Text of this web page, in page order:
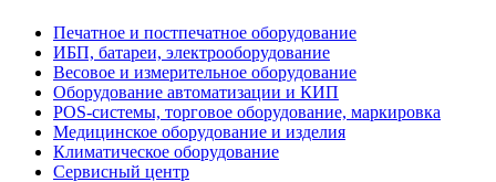
Печатное и постпечатное оборудование
ИБП, батареи, электрооборудование
Весовое и измерительное оборудование
Оборудование автоматизации и КИП
POS-системы, торговое оборудование, маркировка
Медицинское оборудование и изделия
Климатическое оборудование
Сервисный центр